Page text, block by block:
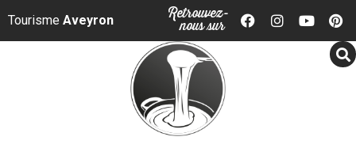
Panneau de gestion des cookies
Tourisme Aveyron Retrouvez-
nous sur